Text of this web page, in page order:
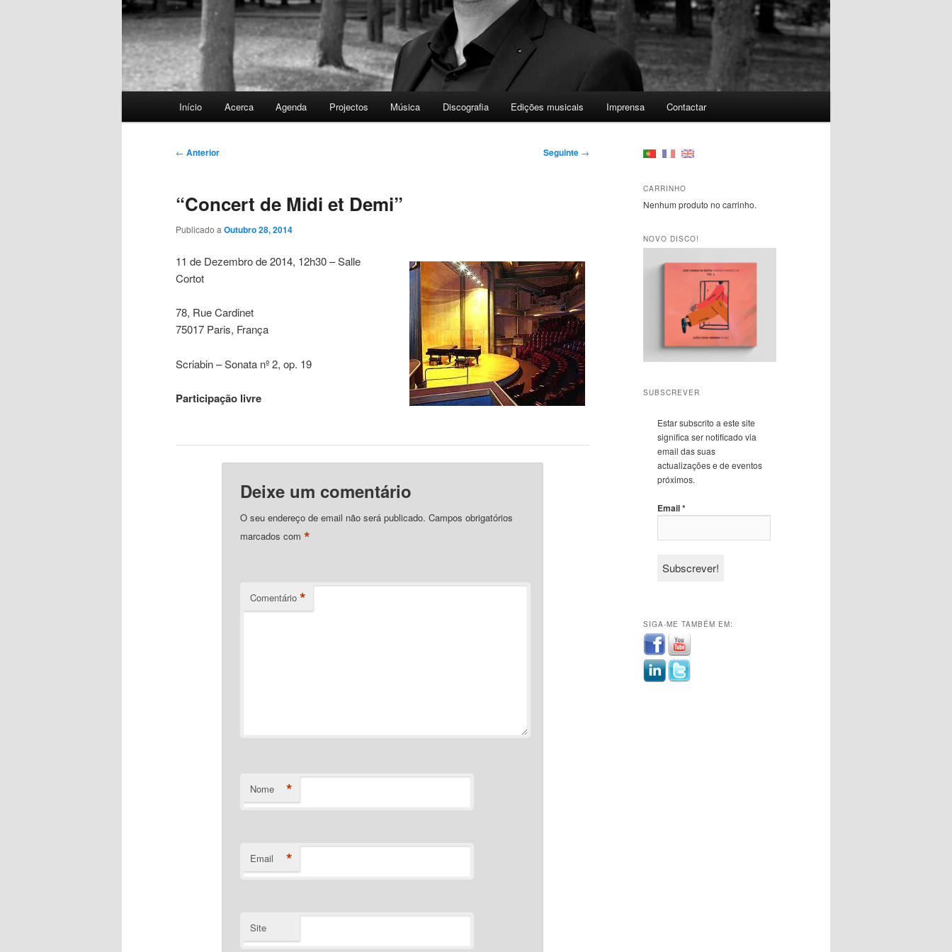
Início Acerca Agenda Projectos Música Discografia Edições musicais Imprensa Contactar
Navegação
← Anterior Seguinte →
“Concert de Midi et Demi”
Publicado a Outubro 28, 2014
11 de Dezembro de 2014, 12h30 – Salle
Cortot
78, Rue Cardinet
75017 Paris, França
Scriabin – Sonata nº 2, op. 19
Participação livre
Deixe um comentário
O seu endereço de email não será publicado. Campos obrigatórios
marcados com *
Comentário *
Nome *
Email *
Site
CARRINHO
Nenhum produto no carrinho.
NOVO DISCO!
SUBSCREVER
Estar subscrito a este site
significa ser notificado via
email das suas
actualizações e de eventos
próximos.
Email*
SIGA-ME TAMBÉM EM: